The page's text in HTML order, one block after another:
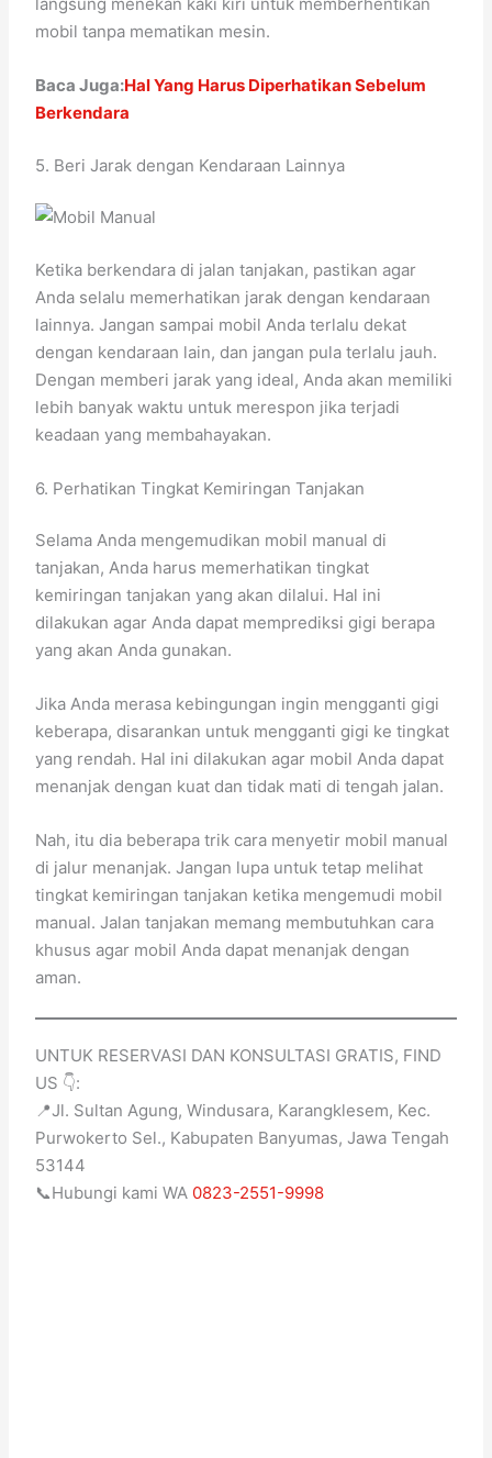
langsung menekan kaki kiri untuk memberhentikan
mobil tanpa mematikan mesin.
Baca Juga:Hal Yang Harus Diperhatikan Sebelum
Berkendara
5. Beri Jarak dengan Kendaraan Lainnya
Ketika berkendara di jalan tanjakan, pastikan agar
Anda selalu memerhatikan jarak dengan kendaraan
lainnya. Jangan sampai mobil Anda terlalu dekat
dengan kendaraan lain, dan jangan pula terlalu jauh.
Dengan memberi jarak yang ideal, Anda akan memiliki
lebih banyak waktu untuk merespon jika terjadi
keadaan yang membahayakan.
6. Perhatikan Tingkat Kemiringan Tanjakan
Selama Anda mengemudikan mobil manual di
tanjakan, Anda harus memerhatikan tingkat
kemiringan tanjakan yang akan dilalui. Hal ini
dilakukan agar Anda dapat memprediksi gigi berapa
yang akan Anda gunakan.
Jika Anda merasa kebingungan ingin mengganti gigi
keberapa, disarankan untuk mengganti gigi ke tingkat
yang rendah. Hal ini dilakukan agar mobil Anda dapat
menanjak dengan kuat dan tidak mati di tengah jalan.
Nah, itu dia beberapa trik cara menyetir mobil manual
di jalur menanjak. Jangan lupa untuk tetap melihat
tingkat kemiringan tanjakan ketika mengemudi mobil
manual. Jalan tanjakan memang membutuhkan cara
khusus agar mobil Anda dapat menanjak dengan
aman.
UNTUK RESERVASI DAN KONSULTASI GRATIS, FIND
US 👇:
📍Jl. Sultan Agung, Windusara, Karangklesem, Kec.
Purwokerto Sel., Kabupaten Banyumas, Jawa Tengah
53144
📞Hubungi kami WA 0823-2551-9998